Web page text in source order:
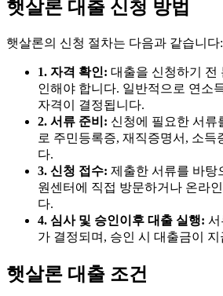
햇살론 대출 신청 방법
햇살론의 신청 절차는 다음과 같습니다:
1. 자격 확인: 대출을 신청하기 전
인해야 합니다. 일반적으로 연소
자격이 결정됩니다.
2. 서류 준비: 신청에 필요한 서류
로 주민등록증, 재직증명서, 소득
다.
3. 신청 접수: 제출한 서류를 바탕
원센터에 직접 방문하거나 온라
다.
4. 심사 및 승인이후 대출 실행: 서
가 결정되며, 승인 시 대출금이 지
햇살론 대출 조건